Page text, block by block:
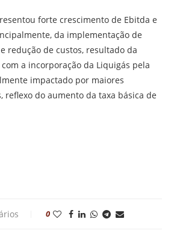
forte crescimento de Ebitda e
da implementação de
redução de custos, resultado da
a incorporação da Liquigás pela
impactado por maiores
reflexo do aumento da taxa básica de
0